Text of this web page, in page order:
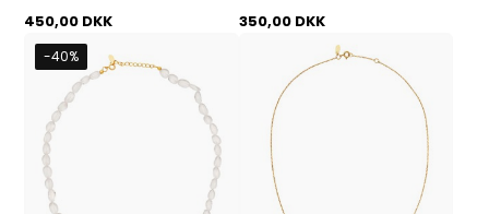
450,00 DKK 350,00 DKK
-40%